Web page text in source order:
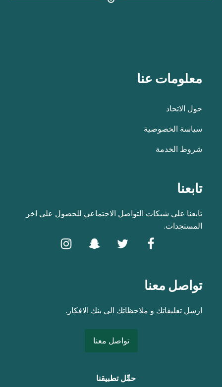
معلومات عنا
حول الاتحاد
سياسة الخصوصية
شروط الخدمة
تابعنا
تابعنا على شبكات التواصل الاجتماعي للحصول على اخر
المستجدات.
تواصل معنا
ارسل تعليقاتك و ملاحظاتك الى بنك الافكار.
تواصل معنا
حمِّل تطبيقنا